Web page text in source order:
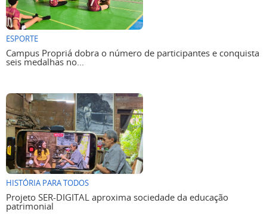
ESPORTE
Campus Propriá dobra o número de participantes e conquista
seis medalhas no...
HISTÓRIA PARA TODOS
Projeto SER-DIGITAL aproxima sociedade da educação
patrimonial